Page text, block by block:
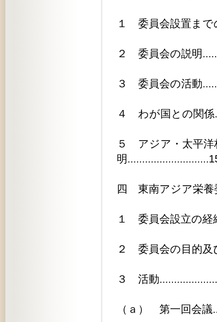
１ 委員会設置まで
２ 委員会の説明
３ 委員会の活動
４ わが国との関係
５ アジア・太平洋
明
四 東南アジア栄養
１ 委員会設立の経
２ 委員会の目的及
３ 活動
（ａ） 第一回会議